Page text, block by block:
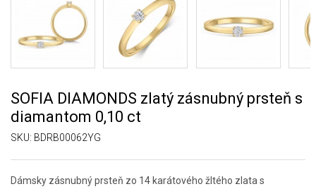
SOFIA DIAMONDS zlatý zásnubný prsteň s
diamantom 0,10 ct
SKU: BDRB00062YG
Dámsky zásnubný prsteň zo 14 karátového žltého zlata s